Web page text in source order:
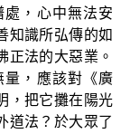
，心中無法安
知識所弘傳的如
正法的大惡業。
量，應該對《廣
，把它攤在陽光
道法？於大眾了